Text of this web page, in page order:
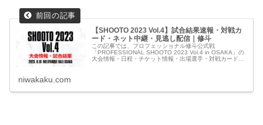
【SHOOTO 2023 Vol.4】試合結果速報・対戦カ
ード・ネット中継・見逃し配信｜修斗
この記事では、プロフェッショナル修斗公式戦
「PROFESSIONAL SHOOTO 2023 Vol.4 in OSAKA」の
大会情報・日程・チケット情報・出場選手・対戦カード・
niwakaku.com